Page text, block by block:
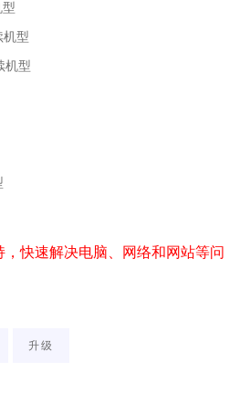
型
机型
机型
快速解决电脑、网络和网站等问
升级